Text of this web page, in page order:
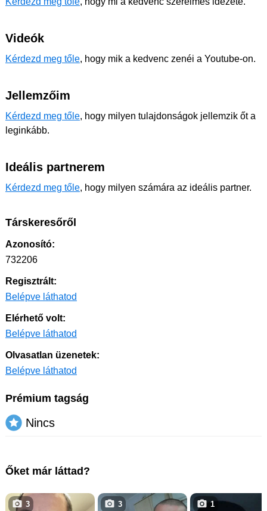
Videók
Kérdezd meg tőle, hogy mik a kedvenc zenéi a Youtube-on.
Jellemzőim
Kérdezd meg tőle, hogy milyen tulajdonságok jellemzik őt a
leginkább.
Ideális partnerem
Kérdezd meg tőle, hogy milyen számára az ideális partner.
Társkeresőről
Azonosító:
732206
Regisztrált:
Belépve láthatod
Elérhető volt:
Belépve láthatod
Olvasatlan üzenetek:
Belépve láthatod
Prémium tagság
Nincs
Őket már láttad?
3 3 1